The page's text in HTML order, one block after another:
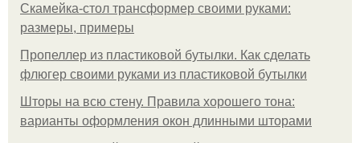
Скамейка-стол трансформер своими руками:
размеры, примеры
Пропеллер из пластиковой бутылки. Как сделать
флюгер своими руками из пластиковой бутылки
Шторы на всю стену. Правила хорошего тона:
варианты оформления окон длинными шторами